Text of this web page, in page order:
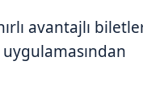
avantajlı